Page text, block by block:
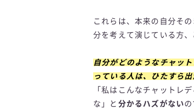
これらは、本来の自分そ
分を考えて演じている方
自分がどのようなチャッ
っている人は、ひたすら
「私はこんなチャットレ
な」と 分かるハズがない の